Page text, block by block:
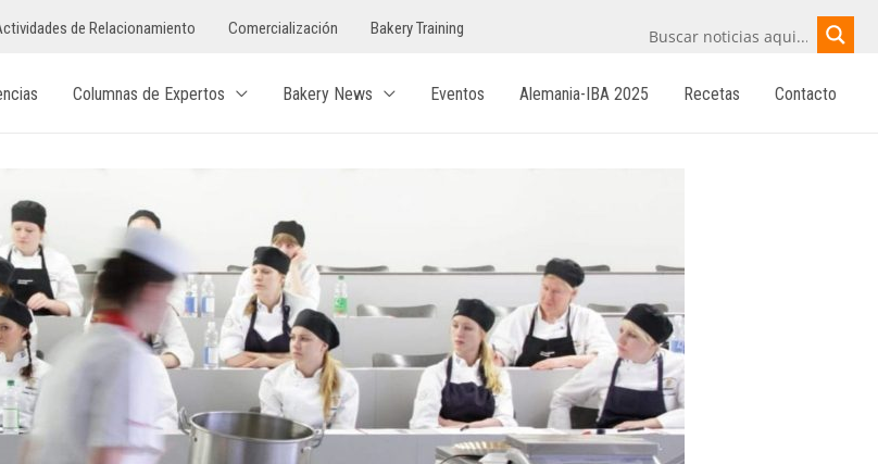
de Relacionamiento Comercialización Bakery Training
Columnas de Expertos Bakery News Eventos Alemania-IBA 2025 Recetas Contacto